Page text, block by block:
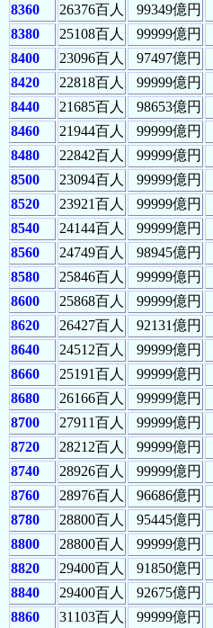
8360
26376百人 99349億円
8380
25108百人 99999億円
8400
23096百人 97497億円
8420
22818百人 99999億円
8440
21685百人 98653億円
8460
21944百人 99999億円
8480
22842百人 99999億円
8500
23094百人 99999億円
8520
23921百人 99999億円
8540
24144百人 99999億円
8560
24749百人 98945億円
8580
25846百人 99999億円
8600
25868百人 99999億円
8620
26427百人 92131億円
8640
24512百人 99999億円
8660
25191百人 99999億円
8680
26166百人 99999億円
8700
27911百人 99999億円
8720
28212百人 99999億円
8740
28926百人 99999億円
8760
28976百人 96686億円
8780
28800百人 95445億円
8800
28800百人 99999億円
8820
29400百人 91850億円
8840
29400百人 92675億円
8860
31103百人 99999億円